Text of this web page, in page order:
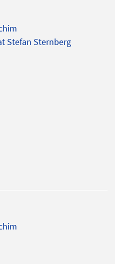
Stefan Sternberg